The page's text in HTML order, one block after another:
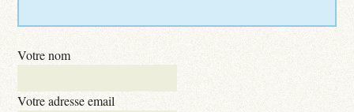
Votre nom
Votre adresse email